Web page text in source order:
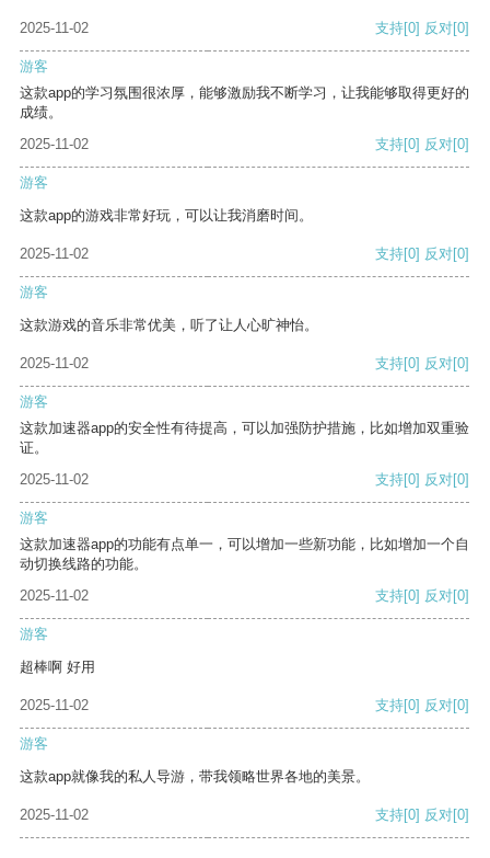
2025-11-02 支持[0] 反对[0]
游客
这款app的学习氛围很浓厚，能够激励我不断学习，让我能够取得更好的
成绩。
2025-11-02
支持[0] 反对[0]
游客
这款app的游戏非常好玩，可以让我消磨时间。
2025-11-02 支持[0] 反对[0]
游客
这款游戏的音乐非常优美，听了让人心旷神怡。
2025-11-02 支持[0] 反对[0]
游客
这款加速器app的安全性有待提高，可以加强防护措施，比如增加双重验
证。
2025-11-02
支持[0] 反对[0]
游客
这款加速器app的功能有点单一，可以增加一些新功能，比如增加一个自
动切换线路的功能。
2025-11-02
支持[0] 反对[0]
游客
超棒啊 好用
2025-11-02 支持[0] 反对[0]
游客
这款app就像我的私人导游，带我领略世界各地的美景。
2025-11-02 支持[0] 反对[0]